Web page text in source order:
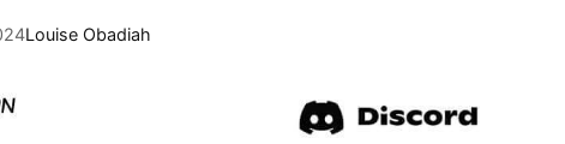
Louise Obadiah